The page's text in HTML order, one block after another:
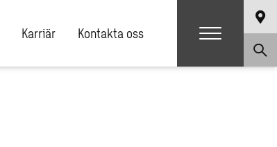
Karriär Kontakta oss